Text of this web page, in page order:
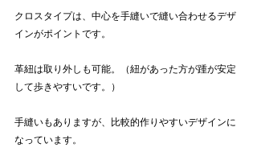
クロスタイプは、中心を手縫いで縫い合わせるデザ
インがポイントです。
革紐は取り外しも可能。（紐があった方が踵が安定
して歩きやすいです。）
手縫いもありますが、比較的作りやすいデザインに
なっています。